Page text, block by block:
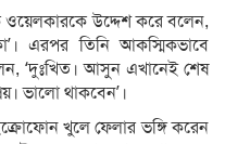
ওয়েলকারকে উদ্দেশ করে বলেন,
এরপর তিনি আকস্মিকভাবে
‘দুঃখিত। আসুন এখানেই শেষ
ভালো থাকবেন’।
খুলে ফেলার ভঙ্গি করেন